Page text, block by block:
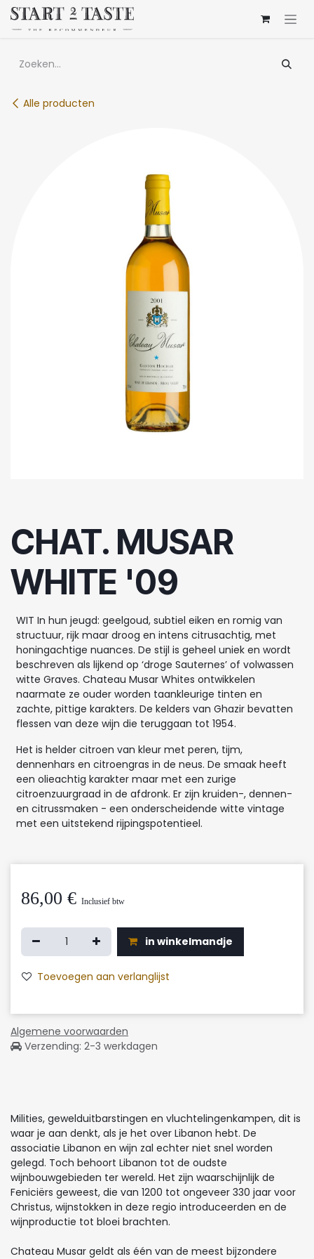
Overslaan naar inhoud
Alle producten
CHAT. MUSAR
WHITE '09
WIT In hun jeugd: geelgoud, subtiel eiken en romig van
structuur, rijk maar droog en intens citrusachtig, met
honingachtige nuances. De stijl is geheel uniek en wordt
beschreven als lijkend op ‘droge Sauternes’ of volwassen
witte Graves. Chateau Musar Whites ontwikkelen
naarmate ze ouder worden taankleurige tinten en
zachte, pittige karakters. De kelders van Ghazir bevatten
flessen van deze wijn die teruggaan tot 1954.
Het is helder citroen van kleur met peren, tijm,
dennenhars en citroengras in de neus. De smaak heeft
een olieachtig karakter maar met een zurige
citroenzuurgraad in de afdronk. Er zijn kruiden-, dennen-
en citrussmaken - een onderscheidende witte vintage
met een uitstekend rijpingspotentieel.
86,00 € Inclusief btw
in winkelmandje
Toevoegen aan verlanglijst
Algemene voorwaarden
Verzending: 2-3 werkdagen
Milities, gewelduitbarstingen en vluchtelingenkampen, dit is
waar je aan denkt, als je het over Libanon hebt. De
associatie Libanon en wijn zal echter niet snel worden
gelegd. Toch behoort Libanon tot de oudste
wijnbouwgebieden ter wereld. Het zijn waarschijnlijk de
Feniciërs geweest, die van 1200 tot ongeveer 330 jaar voor
Christus, wijnstokken in deze regio introduceerden en de
wijnproductie tot bloei brachten.
Chateau Musar geldt als één van de meest bijzondere